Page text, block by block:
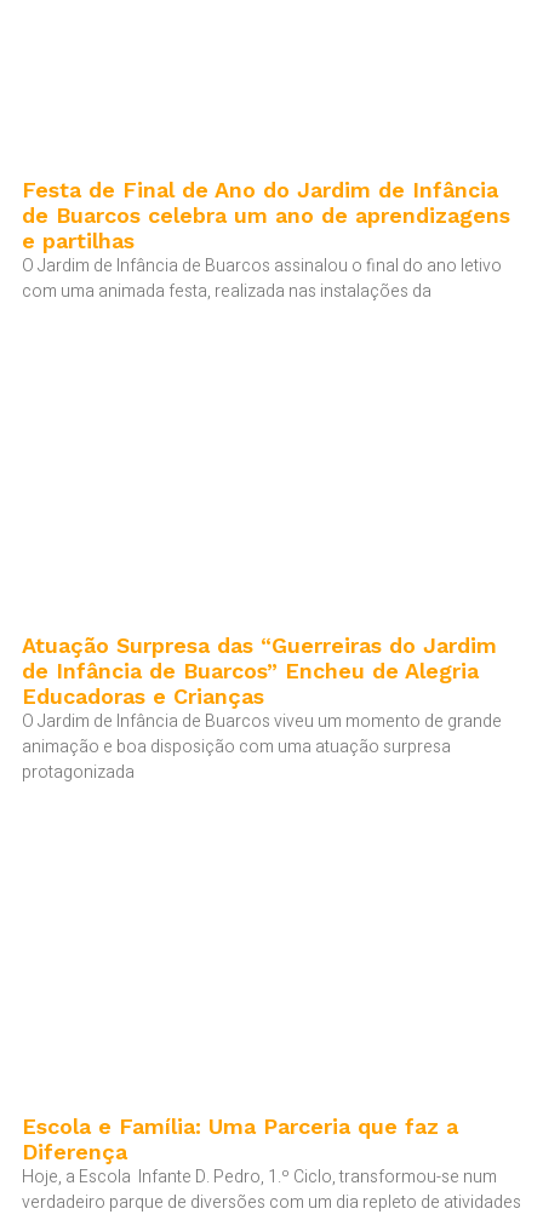
Festa de Final de Ano do Jardim de Infância
de Buarcos celebra um ano de aprendizagens
e partilhas
O Jardim de Infância de Buarcos assinalou o final do ano letivo
com uma animada festa, realizada nas instalações da
Atuação Surpresa das “Guerreiras do Jardim
de Infância de Buarcos” Encheu de Alegria
Educadoras e Crianças
O Jardim de Infância de Buarcos viveu um momento de grande
animação e boa disposição com uma atuação surpresa
protagonizada
Escola e Família: Uma Parceria que faz a
Diferença
Hoje, a Escola Infante D. Pedro, 1.º Ciclo, transformou-se num
verdadeiro parque de diversões com um dia repleto de atividades